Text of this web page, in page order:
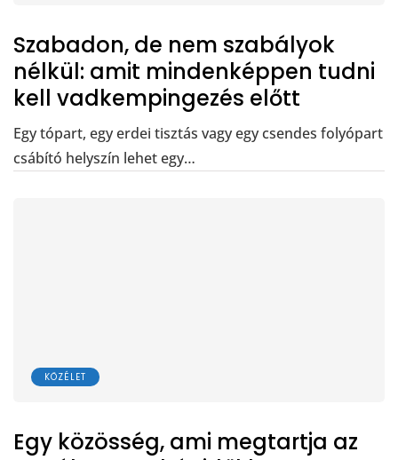
Szabadon, de nem szabályok
nélkül: amit mindenképpen tudni
kell vadkempingezés előtt
Egy tópart, egy erdei tisztás vagy egy csendes folyópart
csábító helyszín lehet egy…
KÖZÉLET
Egy közösség, ami megtartja az